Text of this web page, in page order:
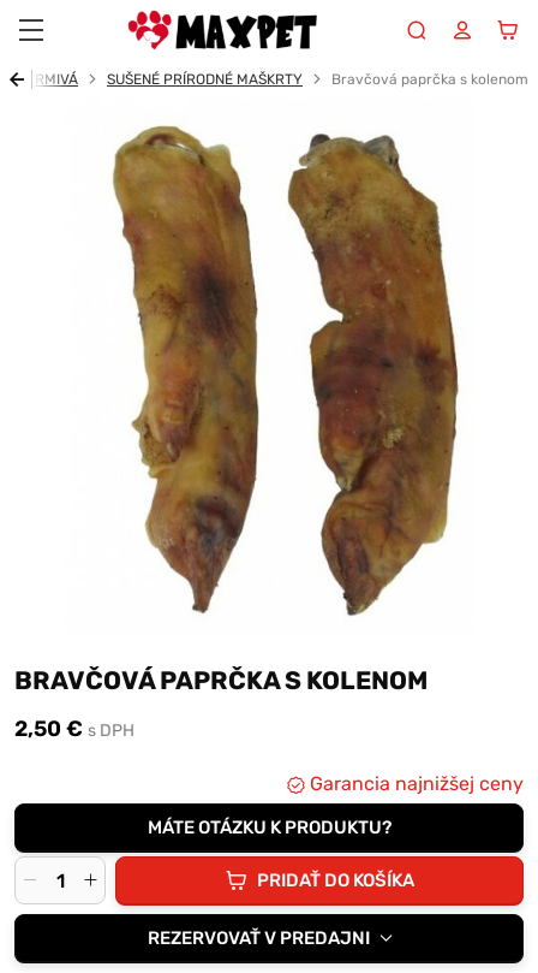
KRMIVÁ SUŠENÉ PRÍRODNÉ MAŠKRTY Bravčová paprčka s kolenom
BRAVČOVÁ PAPRČKA S KOLENOM
2,50 € s DPH
Garancia najnižšej ceny
MÁTE OTÁZKU K PRODUKTU?
PRIDAŤ DO KOŠÍKA
REZERVOVAŤ V PREDAJNI